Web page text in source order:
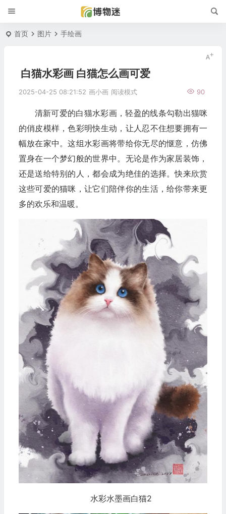
首页 图片 手绘画
白猫水彩画 白猫怎么画可爱
2025-04-25 08:21:52 画小画 90
阅读模式
清新可爱的白猫水彩画，轻盈的线条勾勒出猫咪
的俏皮模样，色彩明快生动，让人忍不住想要拥有一
幅放在家中。这组水彩画将带给你无尽的惬意，仿佛
置身在一个梦幻般的世界中。无论是作为家居装饰，
还是送给特别的人，都会成为绝佳的选择。快来欣赏
这些可爱的猫咪，让它们陪伴你的生活，给你带来更
多的欢乐和温暖。
水彩水墨画白猫2